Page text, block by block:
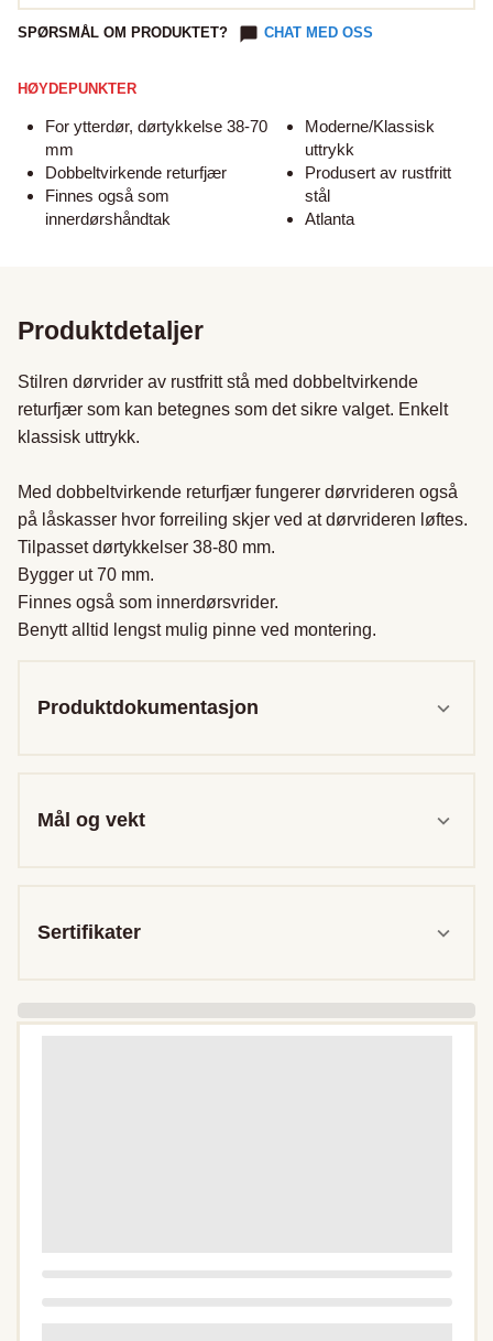
SPØRSMÅL OM PRODUKTET? CHAT MED OSS
HØYDEPUNKTER
For ytterdør, dørtykkelse 38-70
mm
Dobbeltvirkende returfjær
Finnes også som
innerdørshåndtak
Moderne/Klassisk
uttrykk
Produsert av rustfritt
stål
Atlanta
Produktdetaljer
Stilren dørvrider av rustfritt stå med dobbeltvirkende
returfjær som kan betegnes som det sikre valget. Enkelt
klassisk uttrykk.
Med dobbeltvirkende returfjær fungerer dørvrideren også
på låskasser hvor forreiling skjer ved at dørvrideren løftes.
Tilpasset dørtykkelser 38-80 mm.
Bygger ut 70 mm.
Finnes også som innerdørsvrider.
Benytt alltid lengst mulig pinne ved montering.
Produktdokumentasjon
Mål og vekt
Sertifikater